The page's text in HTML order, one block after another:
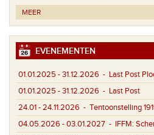
MEER
EVENEMENTEN
01.01.2025 - 31.12.2026 - Last Post
01.01.2025 - 31.12.2026 - Last Post
24.01 - 24.11.2026 - Tentoonstelling
04.05.2026 - 03.01.2027 - IFFM: